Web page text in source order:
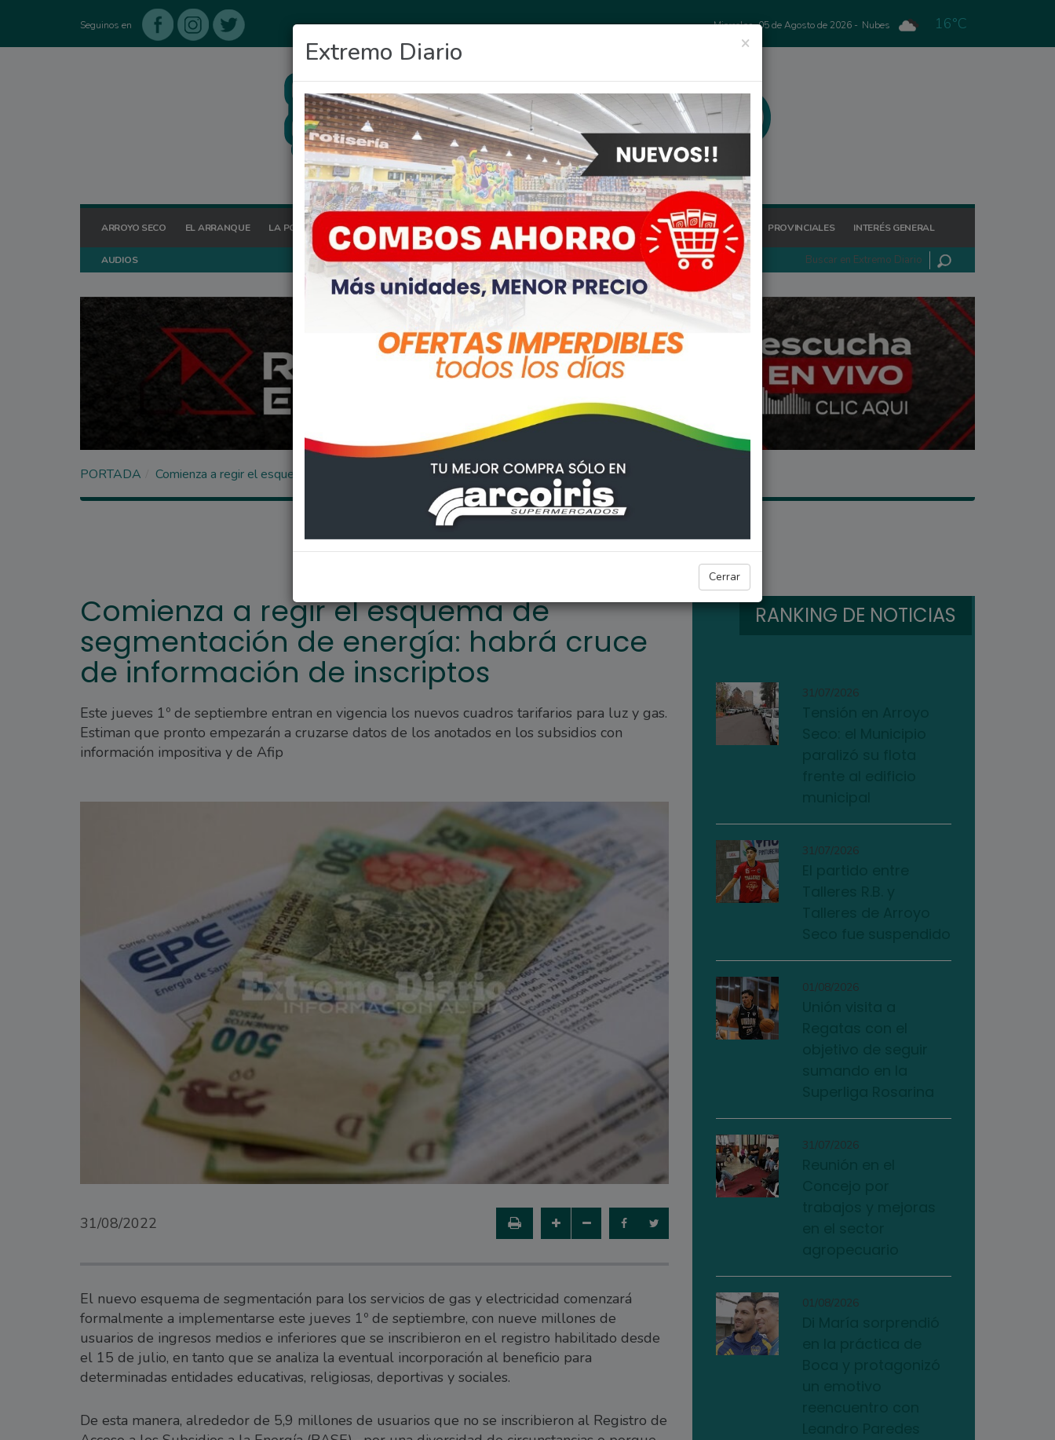
Seguinos en Miercoles, 05 de Agosto de 2026 - Nubes 16°C
ARROYO SECO EL ARRANQUE LA POSTA HOY OCIO DEPORTES FIGHIERA GENERAL LAGOS POLICIALES REGIONALES PROVINCIALES INTERÉS GENERAL
AUDIOS
×
Extremo Diario
Cerrar
PORTADA Comienza a regir el esquema de segmentación de energía: habrá cruce de información de inscriptos
INTERÉS GENERAL
Comienza a regir el esquema de
segmentación de energía: habrá cruce
de información de inscriptos
Este jueves 1º de septiembre entran en vigencia los nuevos cuadros tarifarios para luz y gas.
Estiman que pronto empezarán a cruzarse datos de los anotados en los subsidios con
información impositiva y de Afip
31/08/2022
El nuevo esquema de segmentación para los servicios de gas y electricidad comenzará
formalmente a implementarse este jueves 1º de septiembre, con nueve millones de
usuarios de ingresos medios e inferiores que se inscribieron en el registro habilitado desde
el 15 de julio, en tanto que se analiza la eventual incorporación al beneficio para
determinadas entidades educativas, religiosas, deportivas y sociales.
De esta manera, alrededor de 5,9 millones de usuarios que no se inscribieron al Registro de
RANKING DE NOTICIAS
31/07/2026
31/07/2026
01/08/2026
31/07/2026
01/08/2026